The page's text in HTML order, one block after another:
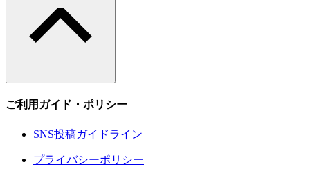
ご利用ガイド・ポリシー
SNS投稿ガイドライン
プライバシーポリシー